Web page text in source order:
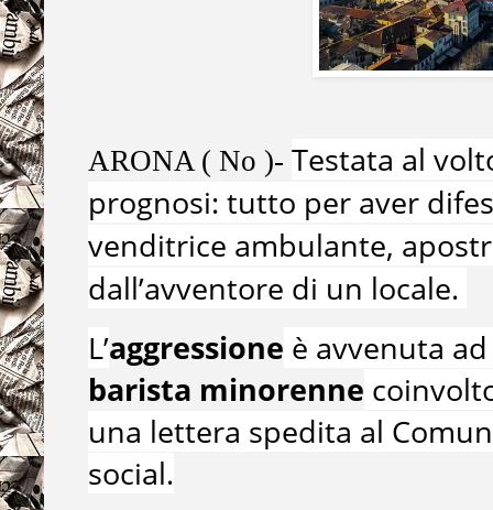
ARONA ( No )- Testata al
prognosi: tutto per aver
venditrice ambulante,
dall’avventore di un locale.
L’aggressione è avvenuta ad
barista minorenne
una lettera spedita al
social.